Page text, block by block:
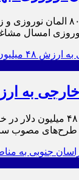
شهرداری بیرجند
امسال
دلار در
۱۲ طرح خارجی به
سرمایه‌گذاری